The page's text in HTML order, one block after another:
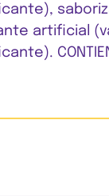
artificial